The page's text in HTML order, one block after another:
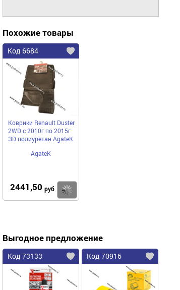
Похожие товары
Код 6684
Коврики Renault Duster
2WD с 2010г по 2015г
ЗD полиуретан AgateK
AgateK
2441,50 руб
Выгодное предложение
Код 73133 Код 70916